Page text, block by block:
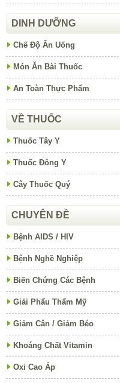
DINH DƯỠNG
Chế Độ Ăn Uống
Món Ăn Bài Thuốc
An Toàn Thực Phẩm
VỀ THUỐC
Thuốc Tây Y
Thuốc Đông Y
Cây Thuốc Quý
CHUYÊN ĐỀ
Bệnh AIDS / HIV
Bệnh Nghề Nghiệp
Biến Chứng Các Bệnh
Giải Phẩu Thẩm Mỹ
Giảm Cân / Giảm Béo
Khoáng Chất Vitamin
Oxi Cao Áp